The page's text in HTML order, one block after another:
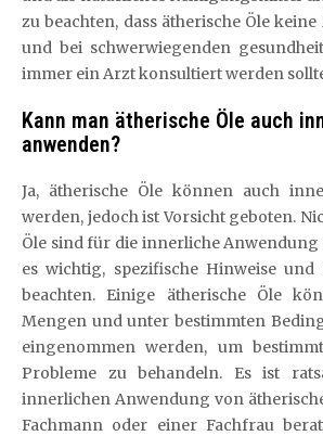
zu beachten, dass ätherische Öle
und bei schwerwiegenden
immer ein Arzt konsultiert werden
Kann man ätherische Öle auch
anwenden?
Ja, ätherische Öle können auch
werden, jedoch ist Vorsicht geboten.
Öle sind für die innerliche Anwendung
es wichtig, spezifische Hinweise und
beachten. Einige ätherische Öle
Mengen und unter bestimmten
eingenommen werden, um
Probleme zu behandeln. Es ist
innerlichen Anwendung von
Fachmann oder einer Fachfrau